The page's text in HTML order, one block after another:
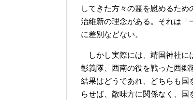
してきた方々の霊を慰めるた
治維新の理念がある。それは「
に差別などない。
しかし実際には、靖国神社に
彰義隊、西南の役を戦った西郷
結果はどうであれ、どちらも国
らせば、敵味方に関係なく、